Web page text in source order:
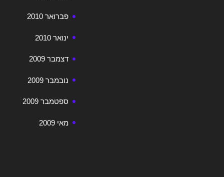
פברואר 2010
ינואר 2010
דצמבר 2009
נובמבר 2009
ספטמבר 2009
מאי 2009